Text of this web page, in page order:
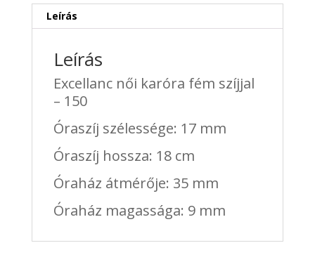
Leírás
Leírás
Excellanc női karóra fém szíjjal
– 150
Óraszíj szélessége: 17 mm
Óraszíj hossza: 18 cm
Óraház átmérője: 35 mm
Óraház magassága: 9 mm